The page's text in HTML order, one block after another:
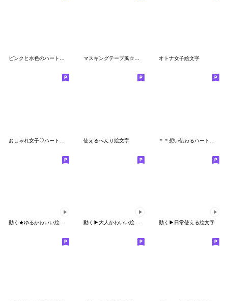
ピンクと水色のハートや汗などの絵文字 マスキングテープ風☆柄絵文字 オトナ女子絵文字
使えるべんり絵文字
動く▶日常使える絵文字